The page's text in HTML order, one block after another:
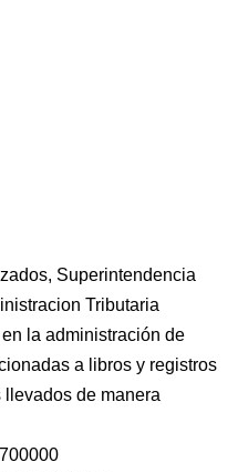
Superintendencia
Tributaria
la administración de
a libros y registros
de manera